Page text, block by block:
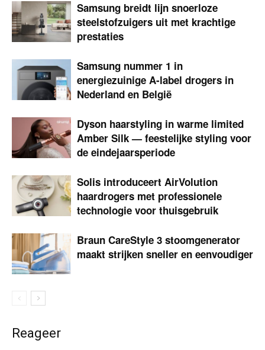
Samsung breidt lijn snoerloze
steelstofzuigers uit met krachtige
prestaties
Samsung nummer 1 in
energiezuinige A-label drogers in
Nederland en België
Dyson haarstyling in warme limited
Amber Silk — feestelijke styling voor
de eindejaarsperiode
Solis introduceert AirVolution
haardrogers met professionele
technologie voor thuisgebruik
Braun CareStyle 3 stoomgenerator
maakt strijken sneller en eenvoudiger
Reageer